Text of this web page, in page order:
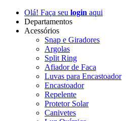
Olá! Faça seu login aqui
Departamentos
Acessórios
Snap e Giradores
Argolas
Split Ring
Afiador de Faca
Luvas para Encastoador
Encastoador
Repelente
Protetor Solar
Canivetes